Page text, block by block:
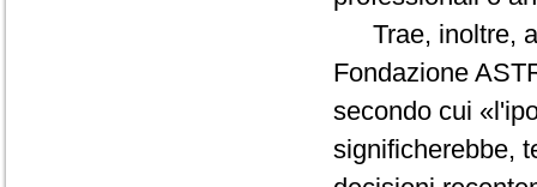
Trae, inoltre,
Fondazione
secondo cui
significherebbe,